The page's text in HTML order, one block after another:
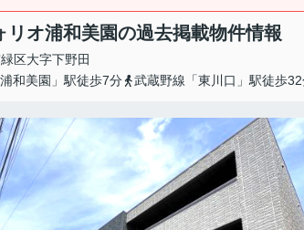
リオ浦和美園の過去掲載物件情報
区大字下野田
和美園」駅徒歩7分
武蔵野線「東川口」駅徒歩